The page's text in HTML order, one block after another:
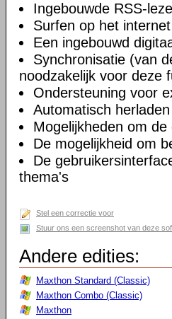
Ingebouwde RSS-
Surfen op het
Een ingebouwd
Synchronisatie (van
noodzakelijk voor deze
Ondersteuning voor
Automatisch
Mogelijkheden om
De mogelijkheid om
De
thema's
Stel een correctie voor
Stuur ons een screenshot van deze
Andere edities:
Maxthon Standard (Classic)
Maxthon Combo (Classic)
Maxthon